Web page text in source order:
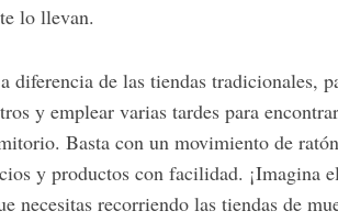
lo llevan.
diferencia de las tiendas tradicionales,
y emplear varias tardes para
Basta con un movimiento de
y productos con facilidad. ¡Imagina
necesitas recorriendo las tiendas de